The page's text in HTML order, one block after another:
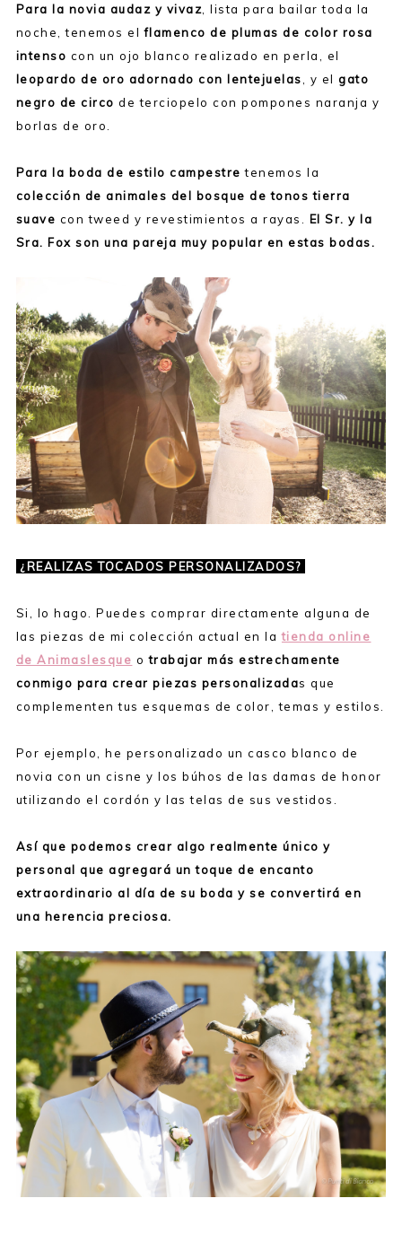
Para la novia audaz y vivaz , lista para bailar toda la
noche, tenemos el flamenco de plumas de color rosa
intenso con un ojo blanco realizado en perla, el
leopardo de oro adornado con lentejuelas
, y el gato
negro de circode terciopelo con pompones naranja y
borlas de oro.
Para la boda de estilo campestre tenemos la
colección de animales del bosque de tonos tierra
suave con tweed y revestimientos a rayas. El Sr. y la
Sra. Fox son una pareja muy popular en estas bodas.
¿REALIZAS TOCADOS PERSONALIZADOS?
Si, lo hago. Puedes comprar directamente alguna de
las piezas de mi colección actual en latienda online
de Animaslesque o trabajar más estrechamente
conmigo para crear piezas personalizadas que
complementen tus esquemas de color, temas y estilos.
Por ejemplo, he personalizado un casco blanco de
novia con un cisne y los búhos de las damas de honor
utilizando el cordón y las telas de sus vestidos.
Así que podemos crear algo realmente único y
personal que agregará un toque de encanto
extraordinario al día de su boda y se convertirá en
una herencia preciosa.